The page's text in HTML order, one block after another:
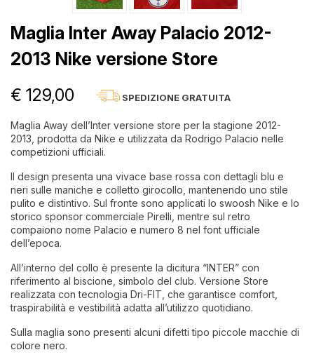
Maglia Inter Away Palacio 2012-
2013 Nike versione Store
€ 129,00 SPEDIZIONE GRATUITA
Maglia Away dell’Inter versione store per la stagione 2012-
2013, prodotta da Nike e utilizzata da Rodrigo Palacio nelle
competizioni ufficiali.
Il design presenta una vivace base rossa con dettagli blu e
neri sulle maniche e colletto girocollo, mantenendo uno stile
pulito e distintivo. Sul fronte sono applicati lo swoosh Nike e lo
storico sponsor commerciale Pirelli, mentre sul retro
compaiono nome Palacio e numero 8 nel font ufficiale
dell’epoca.
All’interno del collo è presente la dicitura “INTER” con
riferimento al biscione, simbolo del club. Versione Store
realizzata con tecnologia Dri-FIT, che garantisce comfort,
traspirabilità e vestibilità adatta all’utilizzo quotidiano.
Sulla maglia sono presenti alcuni difetti tipo piccole macchie di
colore nero.